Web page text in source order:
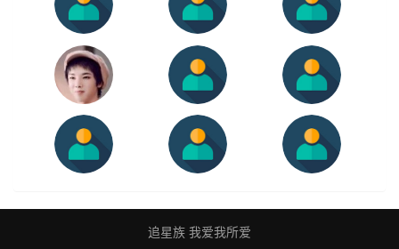
追星族 我爱我所爱